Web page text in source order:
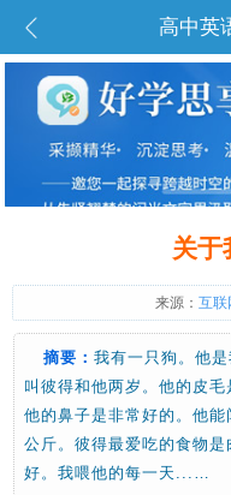
高中英
关于
来源： 互联
摘要： 我有一只狗。他
叫彼得和他两岁。他的皮毛
他的鼻子是非常好的。他
公斤。彼得最爱吃的食物
好。我喂他的每一天...…